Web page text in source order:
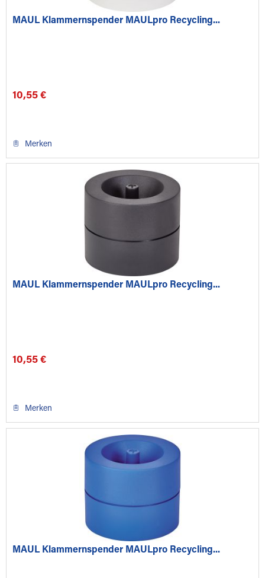
MAUL Klammernspender MAULpro Recycling...
10,55 €
Merken
MAUL Klammernspender MAULpro Recycling...
10,55 €
Merken
MAUL Klammernspender MAULpro Recycling...